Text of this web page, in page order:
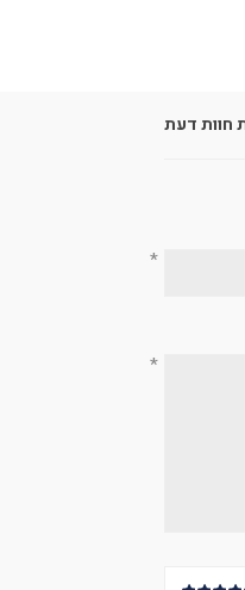
חוות דעת
*
*